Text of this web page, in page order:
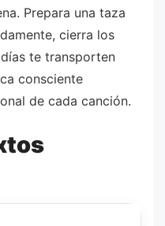
Prepara una taza
cierra los
te transporten
consciente
de cada canción.